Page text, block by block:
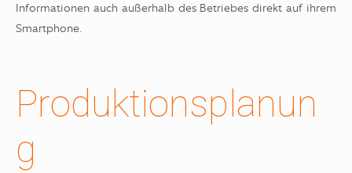
Informationen auch außerhalb des Betriebes direkt auf ihrem
Smartphone.
Produktionsplanun
g